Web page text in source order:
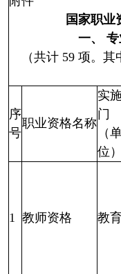
国家职业
一、
（共计 59 项。
序
号
职业资格名称
实
门
（
位）
1 教师资格 教